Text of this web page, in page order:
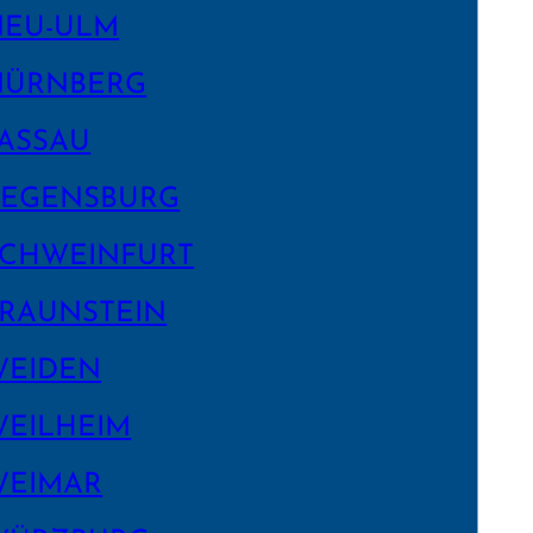
ULM